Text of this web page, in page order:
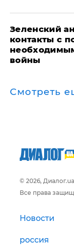
Зеленский
контакты с
войны
Смотреть
© 2026, Диалог.ua
Все права
Новости
россия